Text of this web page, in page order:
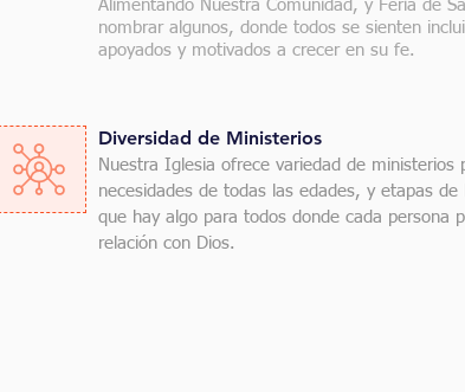
Alimentando Nuestra Comunidad, y Feria de
nombrar algunos, donde todos se sienten
apoyados y motivados a crecer en su fe.
Diversidad de Ministerios
Nuestra Iglesia ofrece variedad de ministerios
necesidades de todas las edades, y etapas de
que hay algo para todos donde cada persona
relación con Dios.